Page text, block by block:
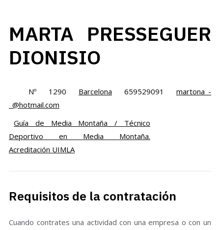
MARTA PRESSEGUER
DIONISIO
Nº 1290 Barcelona 659529091
martona_-
_@hotmail.com
Guía de Media Montaña / Técnico
Deportivo en Media Montaña.
Acreditación UIMLA
Requisitos de la contratación
Cuando contrates una actividad con una empresa o con un